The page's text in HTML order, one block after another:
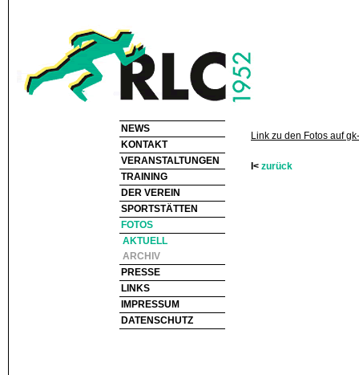
NEWS
KONTAKT
VERANSTALTUNGEN
TRAINING
DER VEREIN
SPORTSTÄTTEN
FOTOS
AKTUELL
ARCHIV
PRESSE
LINKS
IMPRESSUM
DATENSCHUTZ
Link zu den Fotos auf
I< zurück